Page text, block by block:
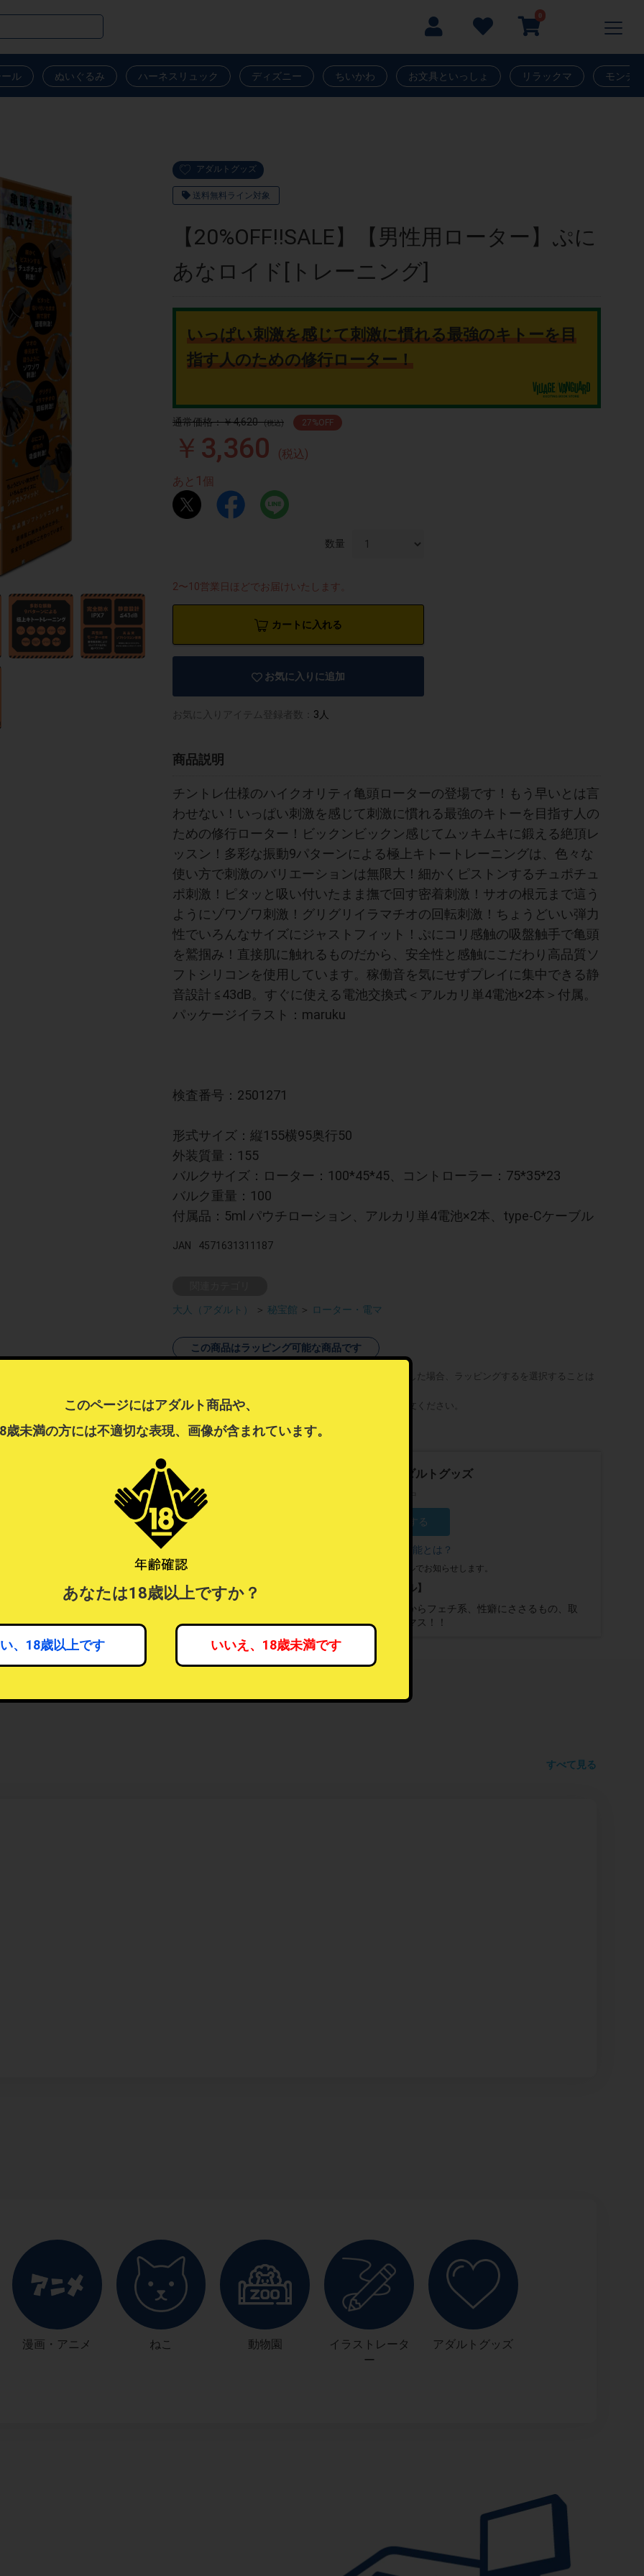
0
ル ぬいぐるみ ハーネスリュック ディズニー ちいかわ お文具といっしょ リラックマ モンチ
アダルトグッズ
送料無料ライン対象
【20%OFF!!SALE】【男性用ローター】ぷに
あなロイド[トレーニング]
いっぱい刺激を感じて刺激に慣れる最強のキトーを目
指す人のための修行ローター！
通常価格：￥4,620 (税込) 27%OFF
￥3,360
(税込)
あと 1 個
数量
2〜10営業日ほどでお届けいたします。
カートに入れる
お気に入りに追加
お気に入りアイテム登録者数： 3人
商品説明
チントレ仕様のハイクオリティ亀頭ローターの登場です！もう早いとは言
わせない！いっぱい刺激を感じて刺激に慣れる最強のキトーを目指す人の
ための修行ローター！ビックンビックン感じてムッキムキに鍛える絶頂レ
ッスン！多彩な振動9パターンによる極上キトートレーニングは、色々な
使い方で刺激のバリエーションは無限大！細かくピストンするチュポチュ
ポ刺激！ピタッと吸い付いたまま撫で回す密着刺激！サオの根元まで這う
ようにゾワゾワ刺激！グリグリイラマチオの回転刺激！ちょうどいい弾力
性でいろんなサイズにジャストフィット！ぷにコリ感触の吸盤触手で亀頭
を鷲掴み！直接肌に触れるものだから、安全性と感触にこだわり高品質ソ
フトシリコンを使用しています。稼働音を気にせずプレイに集中できる静
音設計 ≦43dB。すぐに使える電池交換式＜アルカリ単4電池×2本＞付属。
パッケージイラスト：maruku
検査番号：2501271
形式サイズ：縦155横95奥行50
外装質量：155
バルクサイズ：ローター：100*45*45、コントローラー：75*35*23
バルク重量：100
付属品：5ml パウチローション、アルカリ単4電池×2本、type-Cケーブル
JAN 4571631311187
大人（アダルト） ＞ 秘宝館 ＞ ローター・電マ
この商品はラッピング可能な商品です
ラッピング不可商品とラッピング可能商品を同時注文した場合、ラッピングするを選択することは
ラッピングするを選択したい場合は注文を分けてご注文ください。
ラッピングについて
男性向けアダルトグッズ
フォローする
フォロー機能とは？
最新情報をメールでお知らせします。
【プロフィール】
ライトなものからフェチ系、性癖にささるもの、取
り揃えておりマス！！
すべて見る
漫画・アニメ ねこ 動物園
イラストレータ
ー
アダルトグッズ
このページにはアダルト商品や、
歳未満の方には不適切な表現、画像が含まれています。
あなたは18歳以上ですか？
、18歳以上です いいえ、18歳未満です